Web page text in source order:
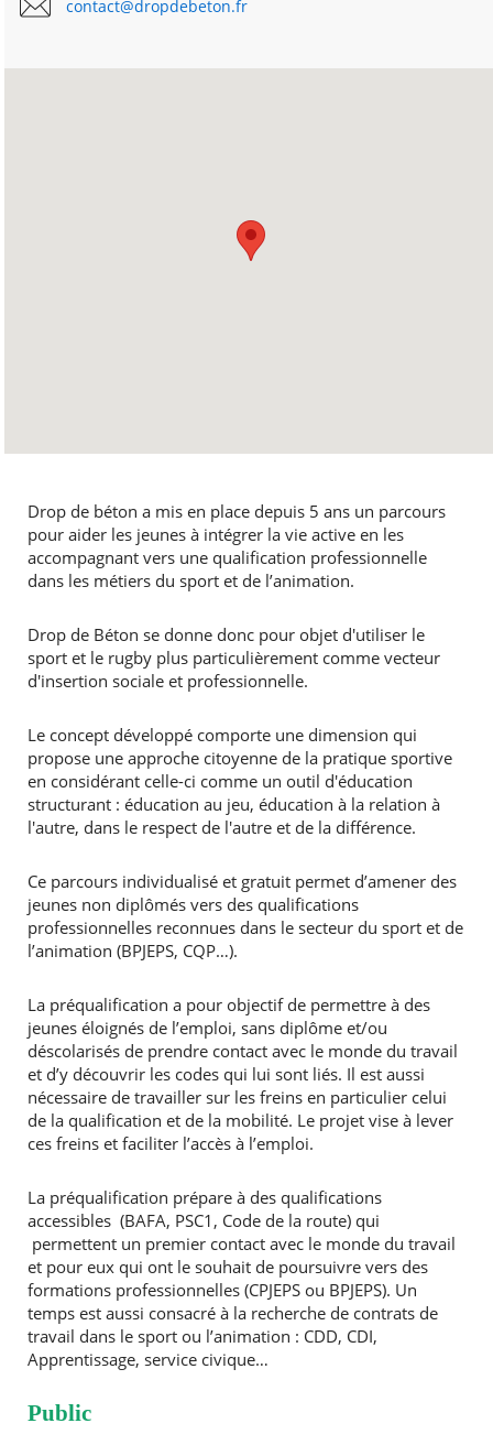
contact@dropdebeton.fr
Drop de béton a mis en place depuis 5 ans un parcours
pour aider les jeunes à intégrer la vie active en les
accompagnant vers une qualification professionnelle
dans les métiers du sport et de l’animation.
Drop de Béton se donne donc pour objet d'utiliser le
sport et le rugby plus particulièrement comme vecteur
d'insertion sociale et professionnelle.
Le concept développé comporte une dimension qui
propose une approche citoyenne de la pratique sportive
en considérant celle-ci comme un outil d'éducation
structurant : éducation au jeu, éducation à la relation à
l'autre, dans le respect de l'autre et de la différence.
Ce parcours individualisé et gratuit permet d’amener des
jeunes non diplômés vers des qualifications
professionnelles reconnues dans le secteur du sport et de
l’animation (BPJEPS, CQP…).
La préqualification a pour objectif de permettre à des
jeunes éloignés de l’emploi, sans diplôme et/ou
déscolarisés de prendre contact avec le monde du travail
et d’y découvrir les codes qui lui sont liés. Il est aussi
nécessaire de travailler sur les freins en particulier celui
de la qualification et de la mobilité. Le projet vise à lever
ces freins et faciliter l’accès à l’emploi.
La préqualification prépare à des qualifications
accessibles (BAFA, PSC1, Code de la route) qui
permettent un premier contact avec le monde du travail
et pour eux qui ont le souhait de poursuivre vers des
formations professionnelles (CPJEPS ou BPJEPS). Un
temps est aussi consacré à la recherche de contrats de
travail dans le sport ou l’animation : CDD, CDI,
Apprentissage, service civique…
Public